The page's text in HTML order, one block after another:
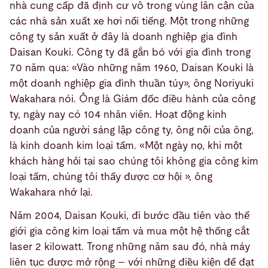
nhà cung cấp đã định cư vô trong vùng lân cận của
các nhà sản xuất xe hơi nổi tiếng. Một trong những
công ty sản xuất ở đây là doanh nghiệp gia đình
Daisan Kouki. Công ty đã gắn bó với gia đình trong
70 năm qua: «Vào những năm 1960, Daisan Kouki là
một doanh nghiệp gia đình thuần túy», ông Noriyuki
Wakahara nói. Ông là Giám đốc điều hành của công
ty, ngày nay có 104 nhân viên. Hoạt động kinh
doanh của người sáng lập công ty, ông nội của ông,
là kinh doanh kim loại tấm. «Một ngày nọ, khi một
khách hàng hỏi tại sao chúng tôi không gia công kim
loại tấm, chúng tôi thấy được cơ hội », ông
Wakahara nhớ lại.
Năm 2004, Daisan Kouki, đi bước đầu tiên vào thế
giới gia công kim loại tấm và mua một hệ thống cắt
laser 2 kilowatt. Trong những năm sau đó, nhà máy
liên tục được mở rộng – với những điều kiện để đạt